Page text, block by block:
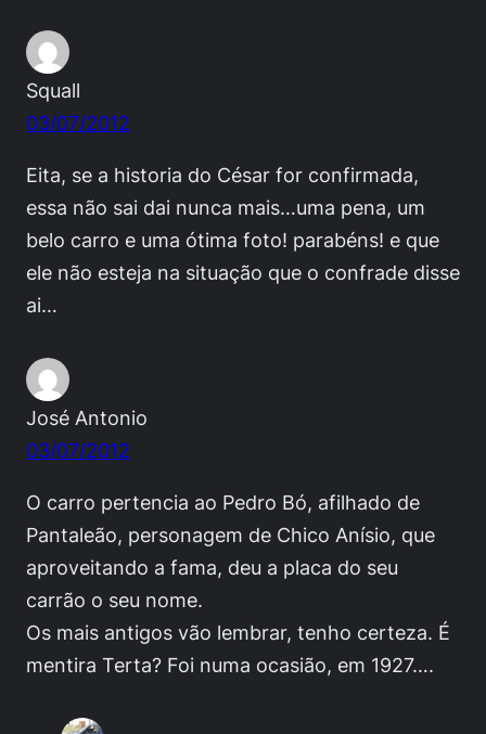
Squall
03/07/2012
Eita, se a historia do César for confirmada,
essa não sai dai nunca mais…uma pena, um
belo carro e uma ótima foto! parabéns! e que
ele não esteja na situação que o confrade disse
ai…
José Antonio
03/07/2012
O carro pertencia ao Pedro Bó, afilhado de
Pantaleão, personagem de Chico Anísio, que
aproveitando a fama, deu a placa do seu
carrão o seu nome.
Os mais antigos vão lembrar, tenho certeza. É
mentira Terta? Foi numa ocasião, em 1927….